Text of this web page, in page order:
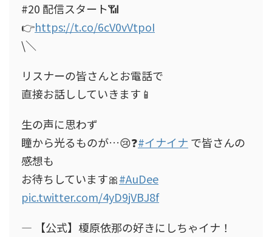
#20 配信スタート📶
👉https://t.co/6cV0vVtpoI
\＼
リスナーの皆さんとお電話で
直接お話ししていきます📱
生の声に思わず
瞳から光るものが…😢❓#イナイナ で皆さんの
感想も
お待ちしています🎀#AuDee
pic.twitter.com/4yD9jVBJ8f
— 【公式】榎原依那の好きにしちゃイナ！